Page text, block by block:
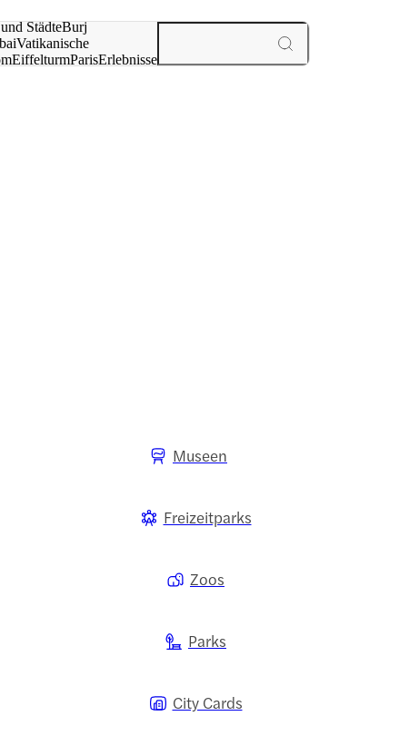
StädteBurj
Vatikanische
EiffelturmParisErlebnisse
Museen
Freizeitparks
Zoos
Parks
City Cards